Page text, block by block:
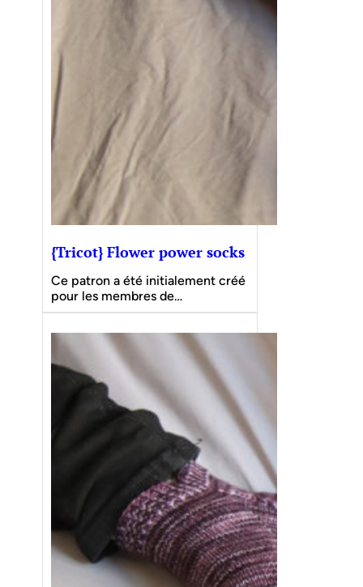
{Tricot} Flower power socks
Ce patron a été initialement créé
pour les membres de…